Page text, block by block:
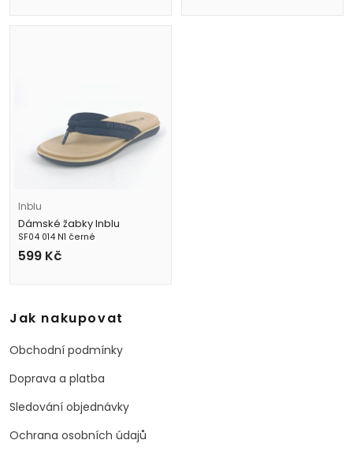
Inblu
Dámské žabky Inblu
SF04 014 N1 černé
599 Kč
Jak nakupovat
Obchodní podmínky
Doprava a platba
Sledování objednávky
Ochrana osobních údajů